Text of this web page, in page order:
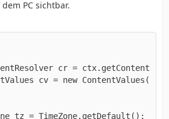
PC sichtbar.